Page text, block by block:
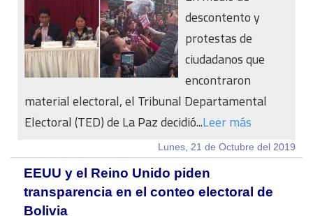
descontento y
protestas de
ciudadanos que
encontraron
material electoral, el Tribunal Departamental
Electoral (TED) de La Paz decidió...Leer más
Lunes, 21 de Octubre del 2019
EEUU y el Reino Unido piden
transparencia en el conteo electoral de
Bolivia